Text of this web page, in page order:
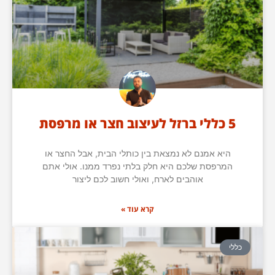
5 כללי ברזל לעיצוב חצר או מרפסת
היא אמנם לא נמצאת בין כותלי הבית, אבל החצר או
המרפסת שלכם היא חלק בלתי נפרד ממנו. אולי אתם
אוהבים לארח, ואולי חשוב לכם ליצור
קרא עוד »
כללי